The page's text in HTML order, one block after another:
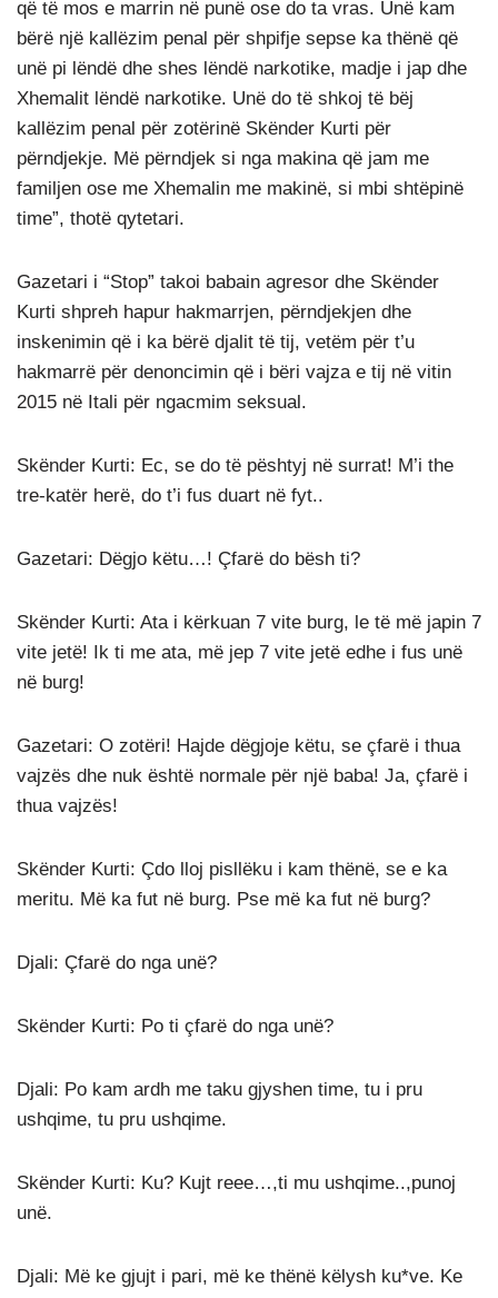
që të mos e marrin në punë ose do ta vras. Unë kam
bërë një kallëzim penal për shpifje sepse ka thënë që
unë pi lëndë dhe shes lëndë narkotike, madje i jap dhe
Xhemalit lëndë narkotike. Unë do të shkoj të bëj
kallëzim penal për zotërinë Skënder Kurti për
përndjekje. Më përndjek si nga makina që jam me
familjen ose me Xhemalin me makinë, si mbi shtëpinë
time”, thotë qytetari.
Gazetari i “Stop” takoi babain agresor dhe Skënder
Kurti shpreh hapur hakmarrjen, përndjekjen dhe
inskenimin që i ka bërë djalit të tij, vetëm për t’u
hakmarrë për denoncimin që i bëri vajza e tij në vitin
2015 në Itali për ngacmim seksual.
Skënder Kurti: Ec, se do të pështyj në surrat! M’i the
tre-katër herë, do t’i fus duart në fyt..
Gazetari: Dëgjo këtu…! Çfarë do bësh ti?
Skënder Kurti: Ata i kërkuan 7 vite burg, le të më japin 7
vite jetë! Ik ti me ata, më jep 7 vite jetë edhe i fus unë
në burg!
Gazetari: O zotëri! Hajde dëgjoje këtu, se çfarë i thua
vajzës dhe nuk është normale për një baba! Ja, çfarë i
thua vajzës!
Skënder Kurti: Çdo lloj pisllëku i kam thënë, se e ka
meritu. Më ka fut në burg. Pse më ka fut në burg?
Djali: Çfarë do nga unë?
Skënder Kurti: Po ti çfarë do nga unë?
Djali: Po kam ardh me taku gjyshen time, tu i pru
ushqime, tu pru ushqime.
Skënder Kurti: Ku? Kujt reee…,ti mu ushqime..,punoj
unë.
Djali: Më ke gjujt i pari, më ke thënë këlysh ku*ve. Ke